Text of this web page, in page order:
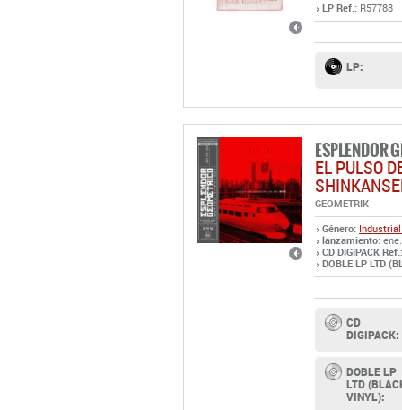
ESPLENDOR
GEOMETRIK
Género:
lanzamiento:
CD DIGIPACK Ref.:
DOBLE LP LTD
CD
DIGIPACK:
VINYL):
ESPLENDOR